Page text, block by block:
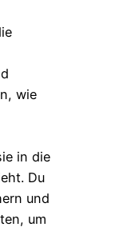
wie
in die
Du
und
um